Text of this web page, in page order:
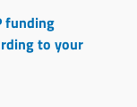
funding
to your